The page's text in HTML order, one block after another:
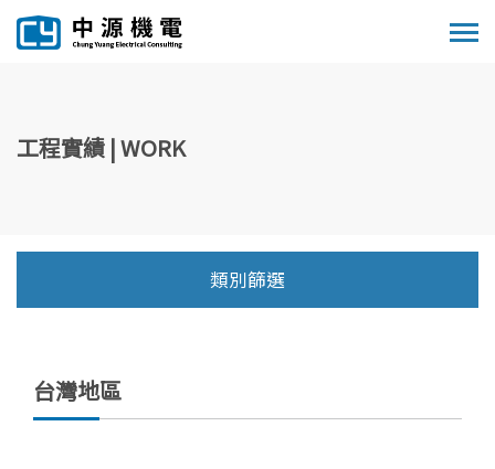
工程實績 | WORK
類別篩選
台灣地區